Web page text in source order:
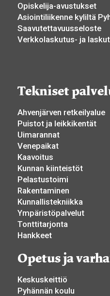
Opiskelija-avustukset
Asiointiliikenne kyliltä
Saavutettavuusseloste
Verkkolaskutus- ja
Tekniset
Ahvenjärven retkeilyalue
Puistot ja leikkikentät
Uimarannat
Venepaikat
Kaavoitus
Kunnan kiinteistöt
Pelastustoimi
Rakentaminen
Kunnallistekniikka
Ympäristöpalvelut
Tonttitarjonta
Hankkeet
Opetus ja
Keskuskeittiö
Pyhännän koulu